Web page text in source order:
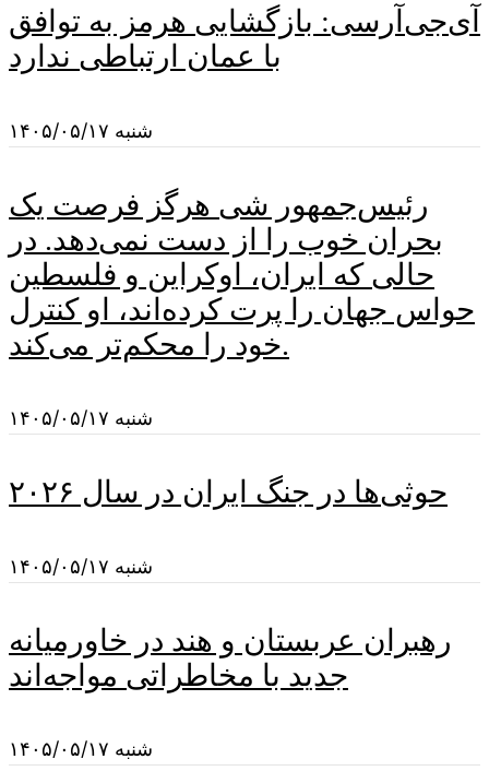
آی‌جی‌آرسی: بازگشایی هرمز به توافق
با عمان ارتباطی ندارد
شنبه ۱۴۰۵/۰۵/۱۷
رئیس‌جمهور شی هرگز فرصت یک
بحران خوب را از دست نمی‌دهد. در
حالی که ایران، اوکراین و فلسطین
حواس جهان را پرت کرده‌اند، او کنترل
خود را محکم‌تر می‌کند.
شنبه ۱۴۰۵/۰۵/۱۷
حوثی‌ها در جنگ ایران در سال ۲۰۲۶
شنبه ۱۴۰۵/۰۵/۱۷
رهبران عربستان و هند در خاورمیانه
جدید با مخاطراتی مواجه‌اند
شنبه ۱۴۰۵/۰۵/۱۷